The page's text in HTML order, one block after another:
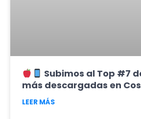
Subimos al Top #7
más descargadas en
LEER MÁS